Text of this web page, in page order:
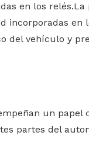
en los
en
del vehículo y
un
partes del